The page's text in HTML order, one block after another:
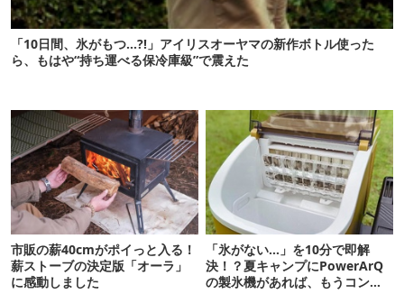
「10日間、氷がもつ…?!」アイリスオーヤマの新作ボトル使った
ら、もはや“持ち運べる保冷庫級”で震えた
市販の薪40cmがポイっと入る！
薪ストーブの決定版「オーラ」
に感動しました
「氷がない…」を10分で即解
決！？夏キャンプにPowerArQ
の製氷機があれば、もうコンビ